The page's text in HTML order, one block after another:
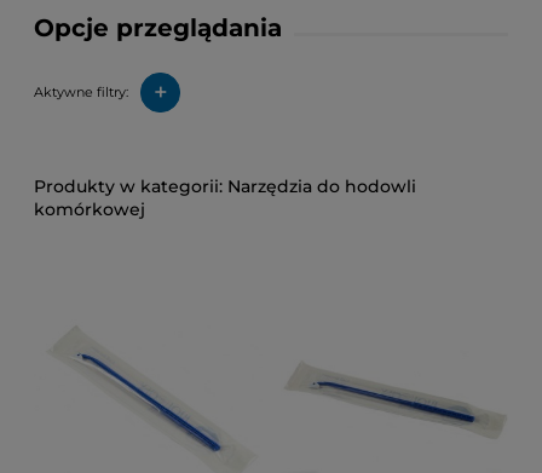
Opcje przeglądania
Aktywne filtry: +
Narzędzia do hodowli
komórkowej